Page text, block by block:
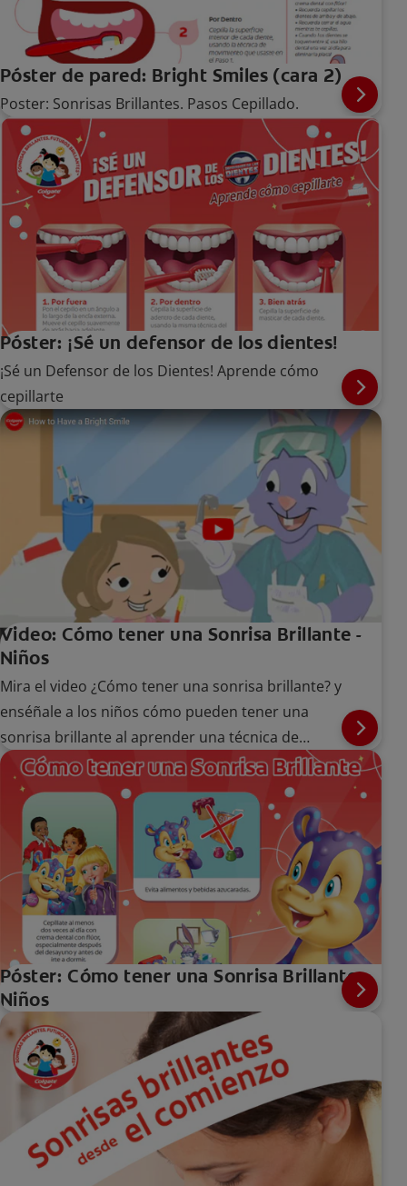
Póster de pared: Bright Smiles (cara 2)
Poster: Sonrisas Brillantes. Pasos Cepillado.
Póster: ¡Sé un defensor de los dientes!
¡Sé un Defensor de los Dientes! Aprende cómo
cepillarte
Video: Cómo tener una Sonrisa Brillante -
Niños
Mira el video ¿Cómo tener una sonrisa brillante? y
enséñale a los niños cómo pueden tener una
sonrisa brillante al aprender una técnica de
cepillado adecuada.
Póster: Cómo tener una Sonrisa Brillante -
Niños